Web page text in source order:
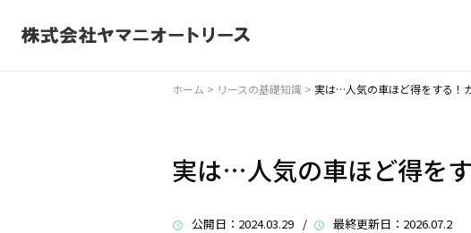
ホーム > リースの基礎知識 > 実は…人気の車ほど得をする！
実は…人気の車ほど得を
公開日 ：2024.03.29 / 最終更新日 ：2026.07.2